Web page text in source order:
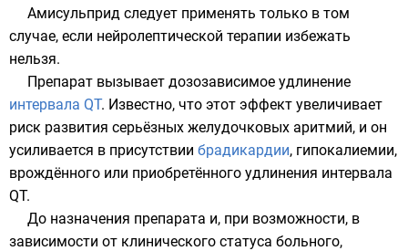
Амисульприд следует применять только в том
случае, если нейролептической терапии избежать
нельзя.
Препарат вызывает дозозависимое удлинение
интервала QT. Известно, что этот эффект увеличивает
риск развития серьёзных желудочковых аритмий, и он
усиливается в присутствии брадикардии, гипокалиемии,
врождённого или приобретённого удлинения интервала
QT.
До назначения препарата и, при возможности, в
зависимости от клинического статуса больного,